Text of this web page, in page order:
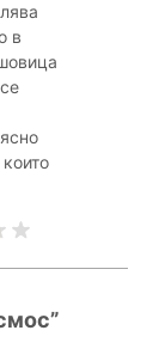
в